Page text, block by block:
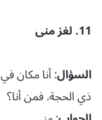
11. لغز منى
السؤال: أنا مكان
ذي الحجة. فمن أنا؟